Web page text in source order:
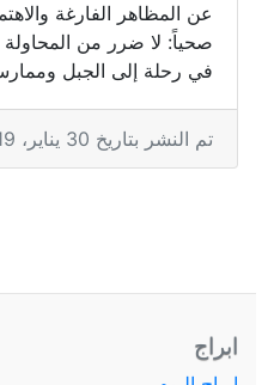
عن المظاهر الفارغة
صحياً: لا ضرر من المحاولة
في رحلة إلى الجبل
تم النشر بتاريخ 30 يناير، 2019
ابراج